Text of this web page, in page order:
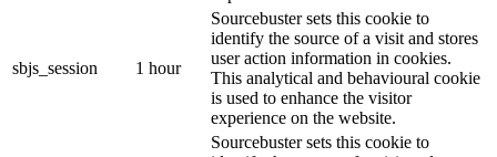
sbjs_session 1 hour
Sourcebuster sets this cookie to
identify the source of a visit and stores
user action information in cookies.
This analytical and behavioural cookie
is used to enhance the visitor
experience on the website.
Sourcebuster sets this cookie to